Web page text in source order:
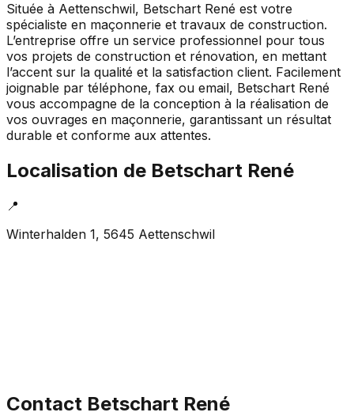
Située à Aettenschwil, Betschart René est votre
spécialiste en maçonnerie et travaux de construction.
L’entreprise offre un service professionnel pour tous
vos projets de construction et rénovation, en mettant
l’accent sur la qualité et la satisfaction client. Facilement
joignable par téléphone, fax ou email, Betschart René
vous accompagne de la conception à la réalisation de
vos ouvrages en maçonnerie, garantissant un résultat
durable et conforme aux attentes.
Localisation de Betschart René
📍
Winterhalden 1, 5645 Aettenschwil
Contact Betschart René